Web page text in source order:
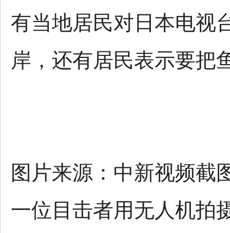
有当地居民对日本电视
岸，还有居民表示要把
图片来源：中新视频截
一位目击者用无人机拍